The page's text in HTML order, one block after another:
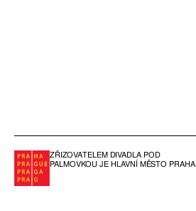
ZŘIZOVATELEM DIVADLA POD
PALMOVKOU JE HLAVNÍ MĚSTO PRAHA